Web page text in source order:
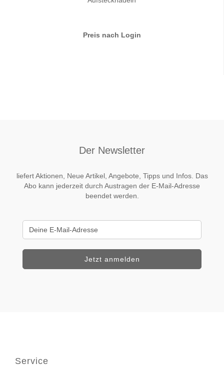
Preis nach Login
Der Newsletter
liefert Aktionen, Neue Artikel, Angebote, Tipps und Infos. Das
Abo kann jederzeit durch Austragen der E-Mail-Adresse
beendet werden.
Service